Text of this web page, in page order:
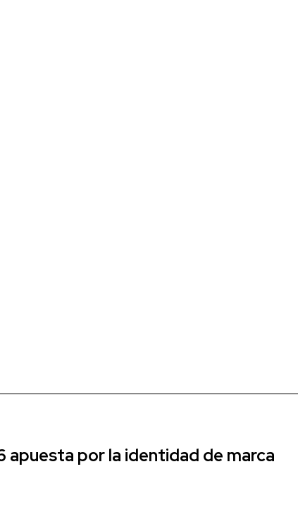
apuesta por la identidad de marca